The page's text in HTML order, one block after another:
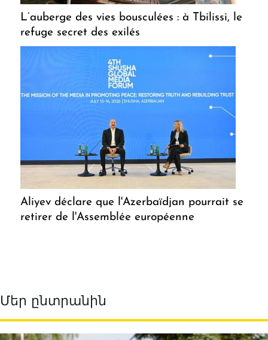
L’auberge des vies bousculées : à Tbilissi, le
refuge secret des exilés
Aliyev déclare que l'Azerbaïdjan pourrait se
retirer de l'Assemblée européenne
Մեր ընտրանին